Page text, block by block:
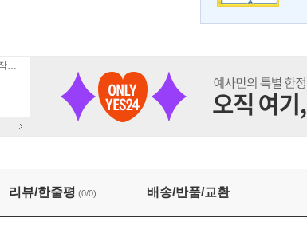
뮤지컬 〈휴남동 서점〉X 황보름 작가 북토크
리뷰/한줄평 (0/0) 배송/반품/교환